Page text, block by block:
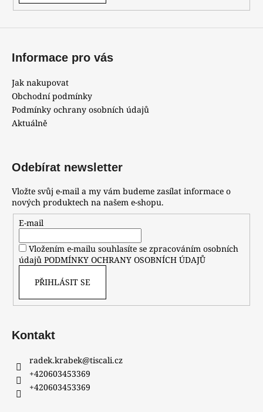
Informace pro vás
Jak nakupovat
Obchodní podmínky
Podmínky ochrany osobních údajů
Aktuálně
Odebírat newsletter
Vložte svůj e-mail a my vám budeme zasílat informace o
nových produktech na našem e-shopu.
E-mail
Vložením e-mailu souhlasíte se zpracováním osobních
údajů PODMÍNKY OCHRANY OSOBNÍCH ÚDAJŮ
PŘIHLÁSIT SE
Kontakt
radek.krabek@tiscali.cz
+420603453369
+420603453369